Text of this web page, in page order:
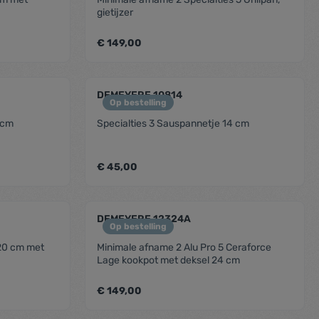
gietijzer
€ 149,00
Op bestelling
DEMEYERE 10814
Specialties 3 Sauspannetje 14 cm
€ 45,00
cm met
Op bestelling
DEMEYERE 12324A
Minimale afname 2 Alu Pro 5 Ceraforce
Lage kookpot met deksel 24 cm
€ 149,00